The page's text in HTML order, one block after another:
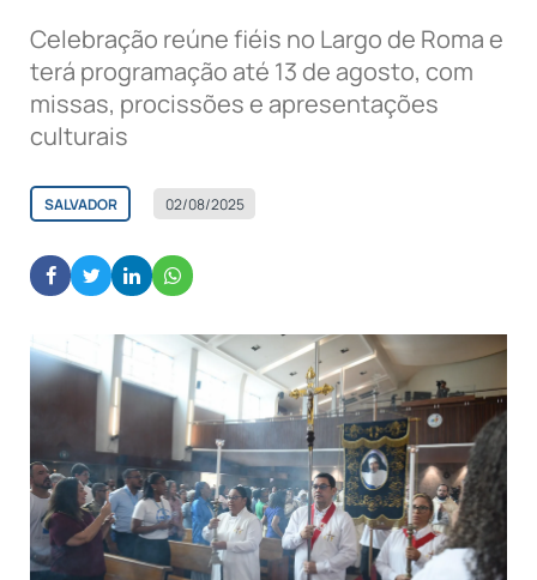
Celebração reúne fiéis no Largo de Roma e
terá programação até 13 de agosto, com
missas, procissões e apresentações
culturais
SALVADOR 02/08/2025